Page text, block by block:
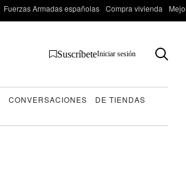
Fuerzas Armadas españolas Compra vivienda
SuscríbeteIniciar sesión
CONVERSACIONES
DE TIENDAS